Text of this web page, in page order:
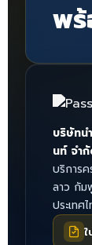
พร้
บริษัทน
นท์ จำ
บริการ
ลาว กัม
ประเทศ